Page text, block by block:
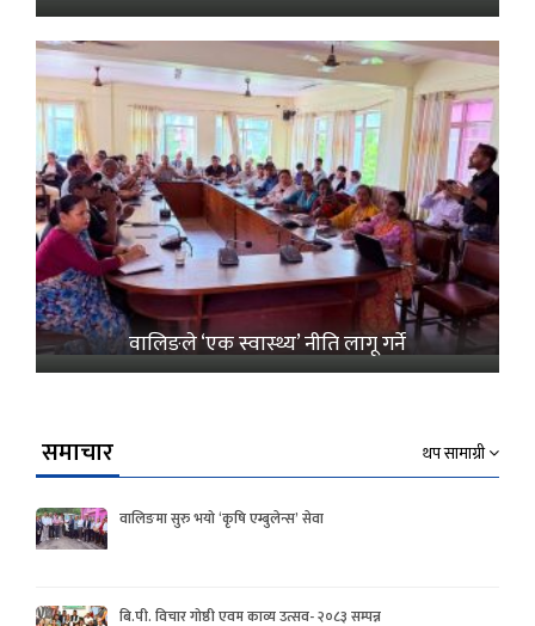
वालिङले ‘एक स्वास्थ्य’ नीति लागू गर्ने
समाचार थप सामाग्री
वालिङमा सुरु भयो ‘कृषि एम्बुलेन्स’ सेवा
बि.पी. विचार गोष्ठी एवम काव्य उत्सव- २०८३ सम्पन्न